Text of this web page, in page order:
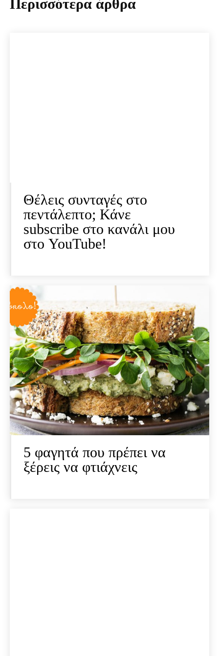
Περισσότερα άρθρα
Θέλεις συνταγές στο
πεντάλεπτο; Κάνε
subscribe στο κανάλι μου
στο YouTube!
5 φαγητά που πρέπει να
ξέρεις να φτιάχνεις